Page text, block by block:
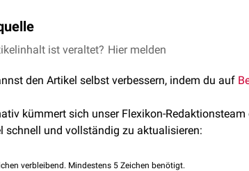
während Efferenzen Erregungen
der Organisationsebene von ZNS
viszeraleAfferenzen unterscheiden.
Podcast: Gatewood/Unsplash
ist veraltet? Hier melden
den Artikel selbst verbessern, indem du auf
kümmert sich unser Flexikon-
schnell und vollständig zu aktualisieren:
verbleibend. Mindestens 5 Zeichen benötigt.